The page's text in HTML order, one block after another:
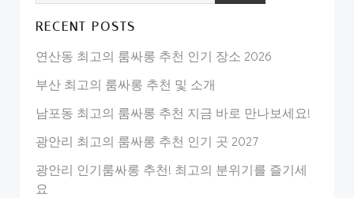
RECENT POSTS
연산동 최고의 룸싸롱 추천 인기 장소 2026
부산 최고의 룸싸롱 추천 및 소개
남포동 최고의 룸싸롱 추천 지금 바로 만나보세요!
광안리 최고의 룸싸롱 추천 인기 곳 2027
광안리 인기룸싸롱 추천! 최고의 분위기를 즐기세
요